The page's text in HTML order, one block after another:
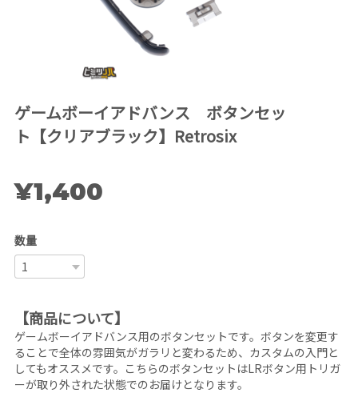
ゲームボーイアドバンス ボタンセッ
ト【クリアブラック】Retrosix
¥1,400
数量
【商品について】
ゲームボーイアドバンス用のボタンセットです。ボタンを変更す
ることで全体の雰囲気がガラリと変わるため、カスタムの入門と
してもオススメです。こちらのボタンセットはLRボタン用トリガ
ーが取り外された状態でのお届けとなります。